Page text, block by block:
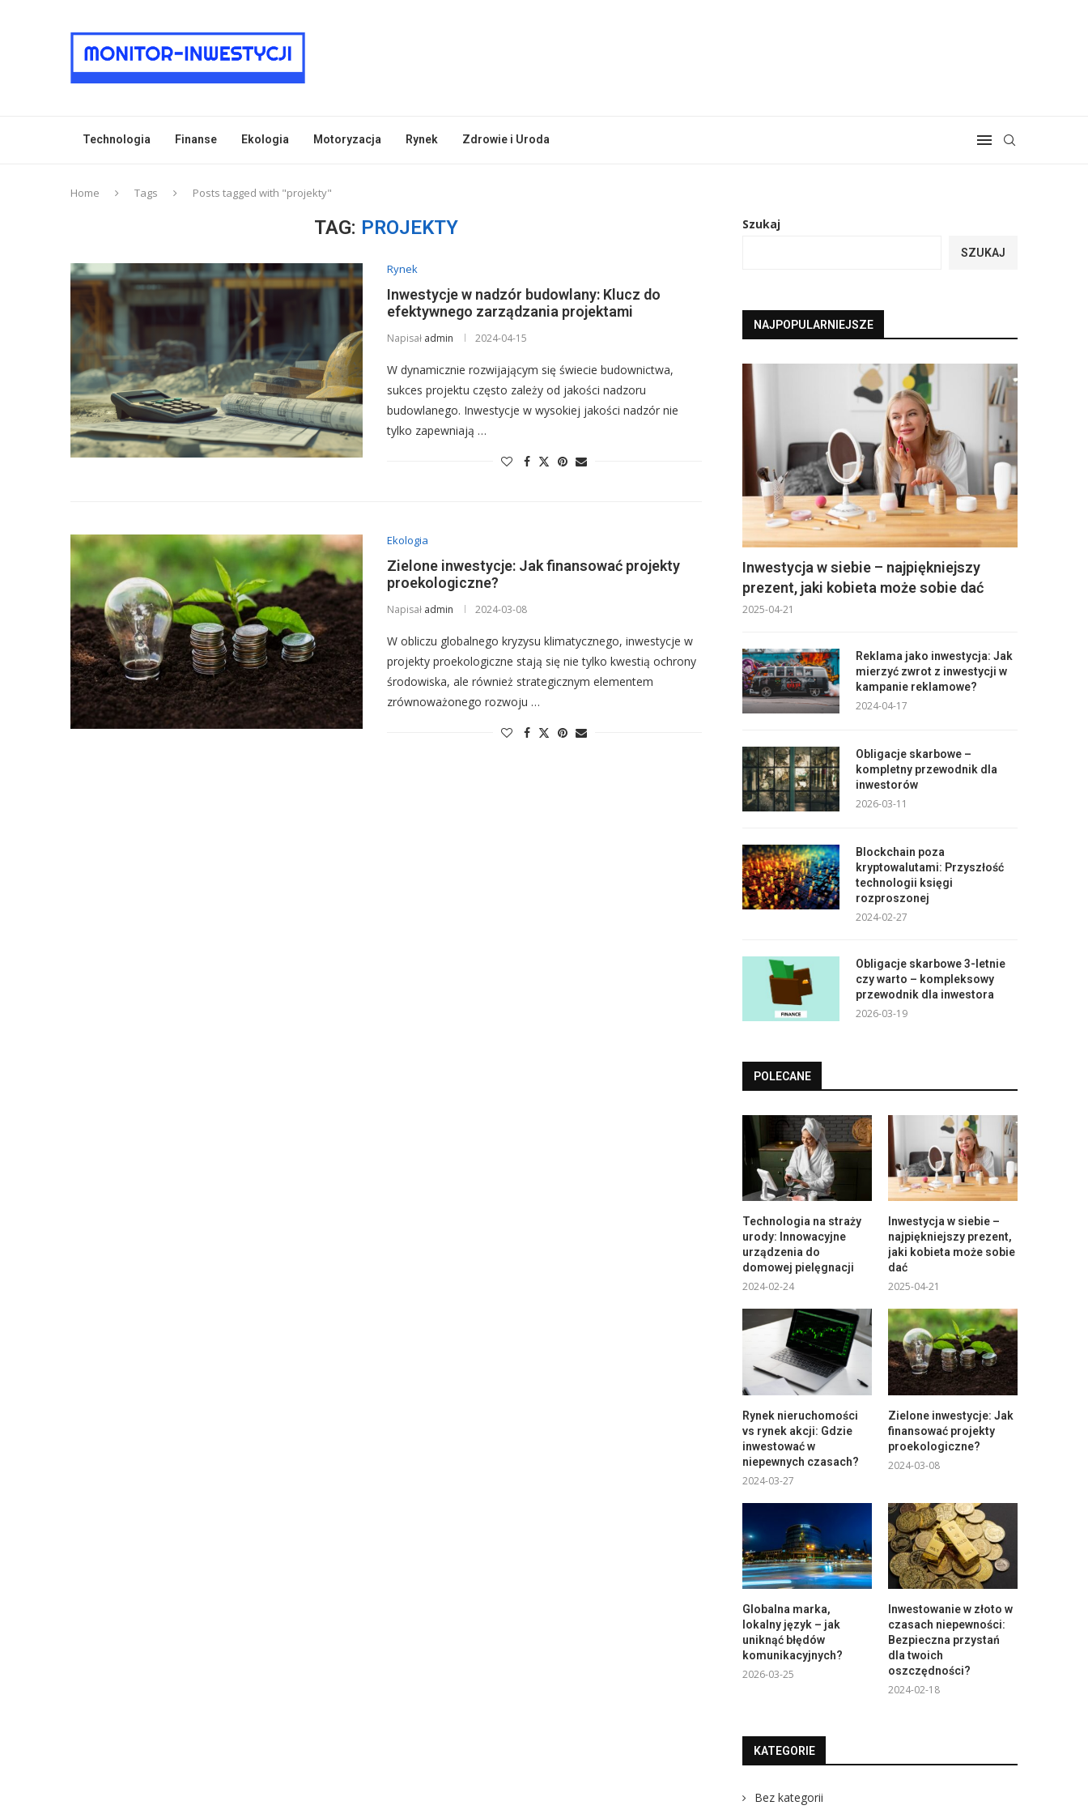
Technologia Finanse Ekologia Motoryzacja Rynek Zdrowie i Uroda
Home Tags Posts tagged with "projekty"
TAG: PROJEKTY
Rynek
Inwestycje w nadzór budowlany: Klucz do
efektywnego zarządzania projektami
Napisał admin 2024-04-15
W dynamicznie rozwijającym się świecie budownictwa,
sukces projektu często zależy od jakości nadzoru
budowlanego. Inwestycje w wysokiej jakości nadzór nie
tylko zapewniają …
Ekologia
Zielone inwestycje: Jak finansować projekty
proekologiczne?
Napisał admin 2024-03-08
W obliczu globalnego kryzysu klimatycznego, inwestycje w
projekty proekologiczne stają się nie tylko kwestią ochrony
środowiska, ale również strategicznym elementem
zrównoważonego rozwoju …
Szukaj
SZUKAJ
NAJPOPULARNIEJSZE
Inwestycja w siebie – najpiękniejszy
prezent, jaki kobieta może sobie dać
2025-04-21
Reklama jako inwestycja: Jak
mierzyć zwrot z inwestycji w
kampanie reklamowe?
2024-04-17
Obligacje skarbowe –
kompletny przewodnik dla
inwestorów
2026-03-11
Blockchain poza
kryptowalutami: Przyszłość
technologii księgi
rozproszonej
2024-02-27
Obligacje skarbowe 3-letnie
czy warto – kompleksowy
przewodnik dla inwestora
2026-03-19
POLECANE
Technologia na straży
urody: Innowacyjne
urządzenia do
domowej pielęgnacji
2024-02-24
Inwestycja w siebie –
najpiękniejszy prezent,
jaki kobieta może sobie
dać
2025-04-21
Rynek nieruchomości
vs rynek akcji: Gdzie
inwestować w
niepewnych czasach?
2024-03-27
Zielone inwestycje: Jak
finansować projekty
proekologiczne?
2024-03-08
Globalna marka,
lokalny język – jak
uniknąć błędów
komunikacyjnych?
2026-03-25
Inwestowanie w złoto w
czasach niepewności:
Bezpieczna przystań
dla twoich
oszczędności?
2024-02-18
KATEGORIE
Bez kategorii